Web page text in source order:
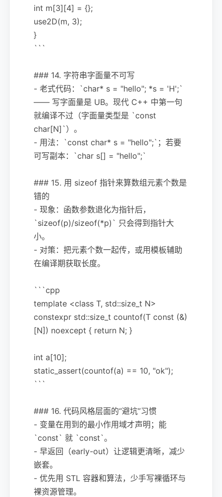
int m[3][4] = {};
use2D(m, 3);
}
```
### 14. 字符串字面量不可写
- 老式代码：`char* s = "hello"; *s = 'H';`
—— 写字面量是 UB。现代 C++ 中第一句
就编译不过（字面量类型是 `const
char[N]`）。
- 用法：`const char* s = "hello";`；若要
可写副本：`char s[] = "hello";`
### 15. 用 sizeof 指针来算数组元素个数是
错的
- 现象：函数参数退化为指针后，
`sizeof(p)/sizeof(*p)` 只会得到指针大
小。
- 对策：把元素个数一起传，或用模板辅助
在编译期获取长度。
```cpp
template <class T, std::size_t N>
constexpr std::size_t countof(T const (&)
[N]) noexcept { return N; }
int a[10];
static_assert(countof(a) == 10, "ok");
```
### 16. 代码风格层面的“避坑”习惯
- 变量在用到的最小作用域才声明；能
`const` 就 `const`。
- 早返回（early-out）让逻辑更清晰，减少
嵌套。
- 优先用 STL 容器和算法，少手写裸循环与
裸资源管理。